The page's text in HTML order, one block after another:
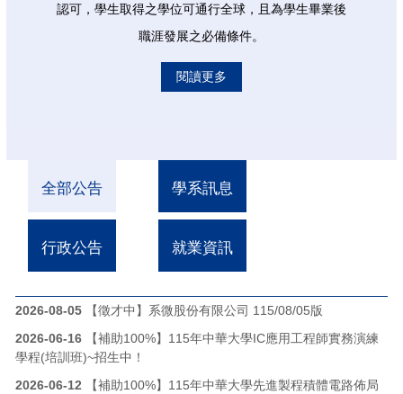
認可，學生取得之學位可通行全球，且為學生畢業後
職涯發展之必備條件。
閱讀更多
全部公告 學系訊息
行政公告 就業資訊
2026-08-05
【徵才中】系微股份有限公司 115/08/05版
2026-06-16
【補助100%】115年中華大學IC應用工程師實務演練
學程(培訓班)~招生中！
2026-06-12
【補助100%】115年中華大學先進製程積體電路佈局